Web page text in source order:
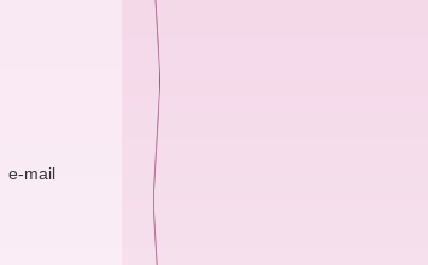
e-mail